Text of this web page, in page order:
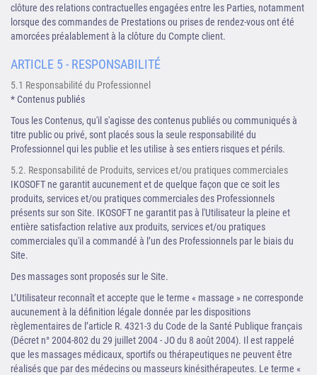
clôture des relations contractuelles engagées entre les Parties, notamment
lorsque des commandes de Prestations ou prises de rendez-vous ont été
amorcées préalablement à la clôture du Compte client.
ARTICLE 5 - RESPONSABILITÉ
5.1 Responsabilité du Professionnel
* Contenus publiés
Tous les Contenus, qu'il s'agisse des contenus publiés ou communiqués à
titre public ou privé, sont placés sous la seule responsabilité du
Professionnel qui les publie et les utilise à ses entiers risques et périls.
5.2. Responsabilité de Produits, services et/ou pratiques commerciales
IKOSOFT ne garantit aucunement et de quelque façon que ce soit les
produits, services et/ou pratiques commerciales des Professionnels
présents sur son Site. IKOSOFT ne garantit pas à l'Utilisateur la pleine et
entière satisfaction relative aux produits, services et/ou pratiques
commerciales qu'il a commandé à l’un des Professionnels par le biais du
Site.
Des massages sont proposés sur le Site.
L’Utilisateur reconnaît et accepte que le terme « massage » ne corresponde
aucunement à la définition légale donnée par les dispositions
règlementaires de l’article R. 4321-3 du Code de la Santé Publique français
(Décret n° 2004-802 du 29 juillet 2004 - JO du 8 août 2004). Il est rappelé
que les massages médicaux, sportifs ou thérapeutiques ne peuvent être
réalisés que par des médecins ou masseurs kinésithérapeutes. Le terme «